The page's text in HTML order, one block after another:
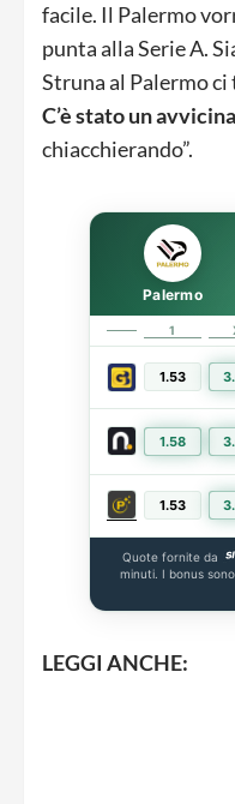
facile. Il Palermo
punta alla Serie A.
Struna al Palermo
C’è stato un
chiacchierando”.
Palermo
1
1.53
1.58
1.53
Quote fornite da
minuti. I bonus
LEGGI ANCHE: